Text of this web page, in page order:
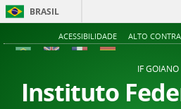
BRASIL
ACESSIBILIDADE ALTO
IF GOIANO
Instituto